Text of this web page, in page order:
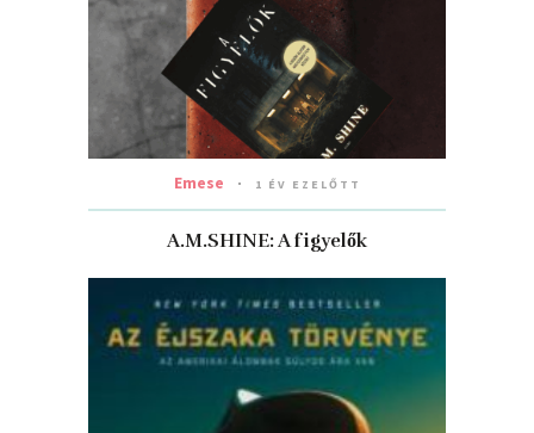
Emese 1 ÉV EZELŐTT
A.M.SHINE: A figyelők